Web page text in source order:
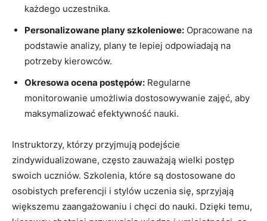
każdego ⁤uczestnika.
Personalizowane plany szkoleniowe: Opracowane na
podstawie analizy, plany ⁢te lepiej odpowiadają na
potrzeby ⁤kierowców.
Okresowa‍ ocena postępów: Regularne
monitorowanie umożliwia​ dostosowywanie zajęć, aby
maksymalizować efektywność nauki.
Instruktorzy, którzy przyjmują podejście‍
zindywidualizowane, często zauważają wielki postęp
⁣swoich⁣ uczniów. Szkolenia, które są ​dostosowane do
osobistych preferencji i stylów uczenia się, sprzyjają
większemu zaangażowaniu⁢ i chęci do⁣ nauki. Dzięki ⁣temu,‍